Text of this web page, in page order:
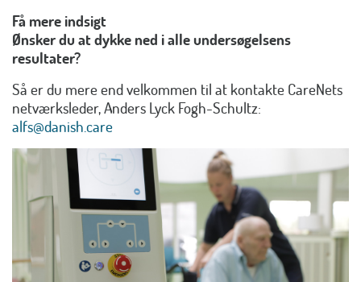
Få mere indsigt
Ønsker du at dykke ned i alle undersøgelsens
resultater?
Så er du mere end velkommen til at kontakte CareNets
netværksleder, Anders Lyck Fogh-Schultz:
alfs@danish.care